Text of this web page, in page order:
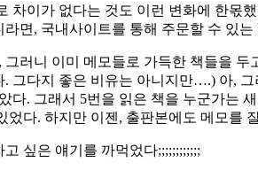
차이가 없다는 것도 이런 변화에 한
면, 국내사이트를 통해 주문할 수 있
러니 이미 메모들로 가득한 책들을
그다지 좋은 비유는 아니지만….) 아,
다. 그래서 5번을 읽은 책을 누군가는
다. 하지만 이젠, 출판본에도 메모를
싶은 얘기를 까먹었다;;;;;;;;;;;;